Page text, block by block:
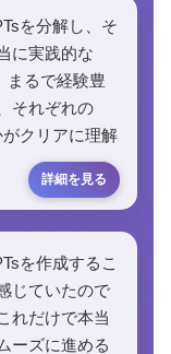
を分解し、そ
に実践的な
まるで経験豊
それぞれの
クリアに理解
を作成するこ
じていたので
れだけで本当
ーズに進める